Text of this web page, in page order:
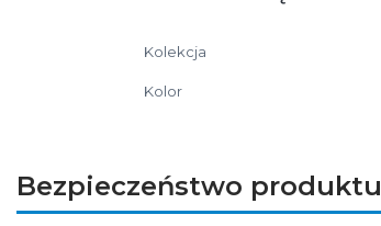
Kolekcja
Kolor
Bezpieczeństwo produktu